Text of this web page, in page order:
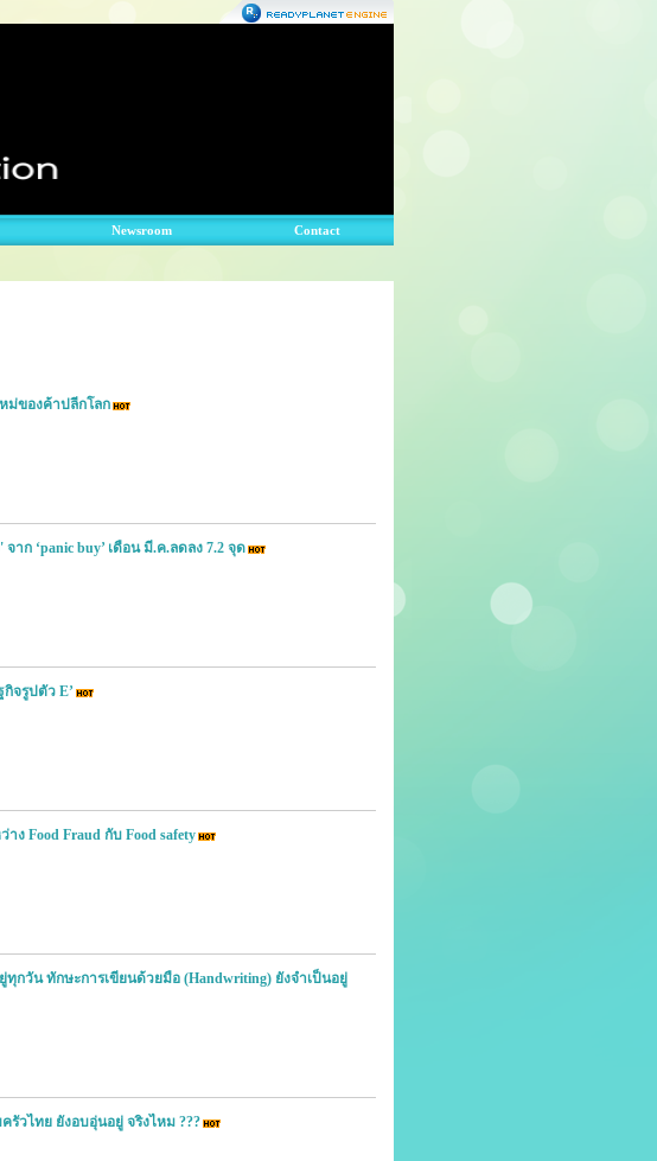
Newsroom Contact
ม่ของค้าปลีกโลก
าก ‘panic buy’ เดือน มี.ค.ลดลง 7.2 จุด
จรูปตัว E’
ง Food Fraud กับ Food safety
กวัน ทักษะการเขียนด้วยมือ (Handwriting) ยังจำเป็นอยู่
รัวไทย ยังอบอุ่นอยู่ จริงไหม ???